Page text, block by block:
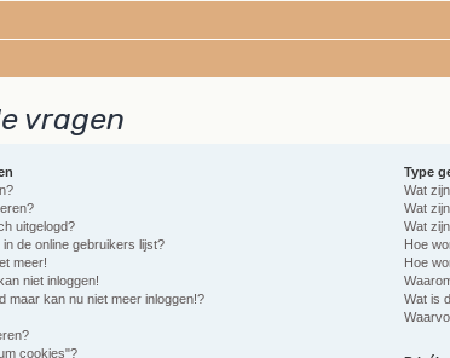
vragen
uitgelogd?
de online gebruikers lijst?
meer!
niet inloggen!
maar kan nu niet meer inloggen!?
cookies"?
Type
Wat
Wat
Wat
Hoe
Hoe
Wat is